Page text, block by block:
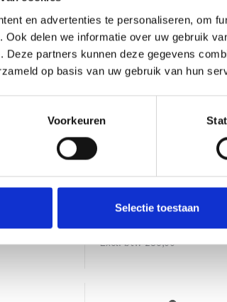
en advertenties te personaliseren, om
Ook delen we informatie over uw gebruik
Deze partners kunnen deze gegevens
op basis van uw gebruik van hun
Voorkeuren
Selectie toestaan
Master
Caisson Elektronik
344,85
Excl. btw 285,00